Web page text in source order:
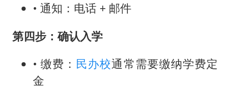
• 通知：电话 + 邮件
第四步：确认入学
• 缴费： 民办校通常需要缴纳学费定
金